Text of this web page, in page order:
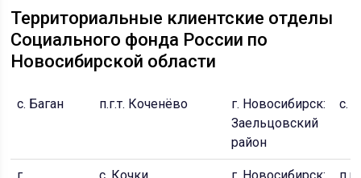
Территориальные клиентские отделы
Социального фонда России по
Новосибирской области
с. Баган п.г.т. Коченёво
г. Новосибирск:
Заельцовский
район
с.